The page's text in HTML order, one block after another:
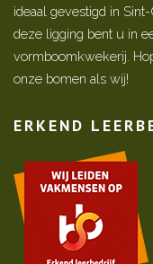
ideaal gevestigd in
deze ligging bent u in
vormboomkwekerij.
onze bomen als wij!
ERKEND